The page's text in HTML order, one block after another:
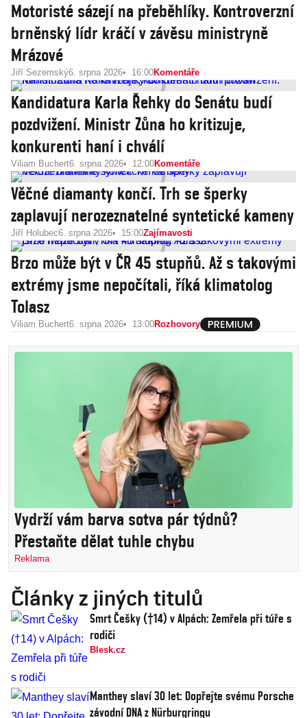
Motoristé sázejí na přeběhlíky. Kontroverzní
brněnský lídr kráčí v závěsu ministryně
Mrázové
Jiří Sezemský6. srpna 2026 16:00Komentáře
Kandidatura Karla Řehky do Senátu budí
pozdvižení. Ministr Zůna ho kritizuje,
konkurenti haní i chválí
Viliam Buchert6. srpna 2026 12:00Komentáře
Věčné diamanty končí. Trh se šperky
zaplavují nerozeznatelné syntetické kameny
Jiří Holubec6. srpna 2026 15:00Zajímavosti
Brzo může být v ČR 45 stupňů. Až s takovými
extrémy jsme nepočítali, říká klimatolog
Tolasz
Viliam Buchert6. srpna 2026 13:00Rozhovory
Vydrží vám barva sotva pár týdnů?
Přestaňte dělat tuhle chybu
Reklama
Články z jiných titulů
Smrt Češky (†14) v Alpách: Zemřela při túře s
rodiči
Blesk.cz
Manthey slaví 30 let: Dopřejte svému Porsche
závodní DNA z Nürburgringu